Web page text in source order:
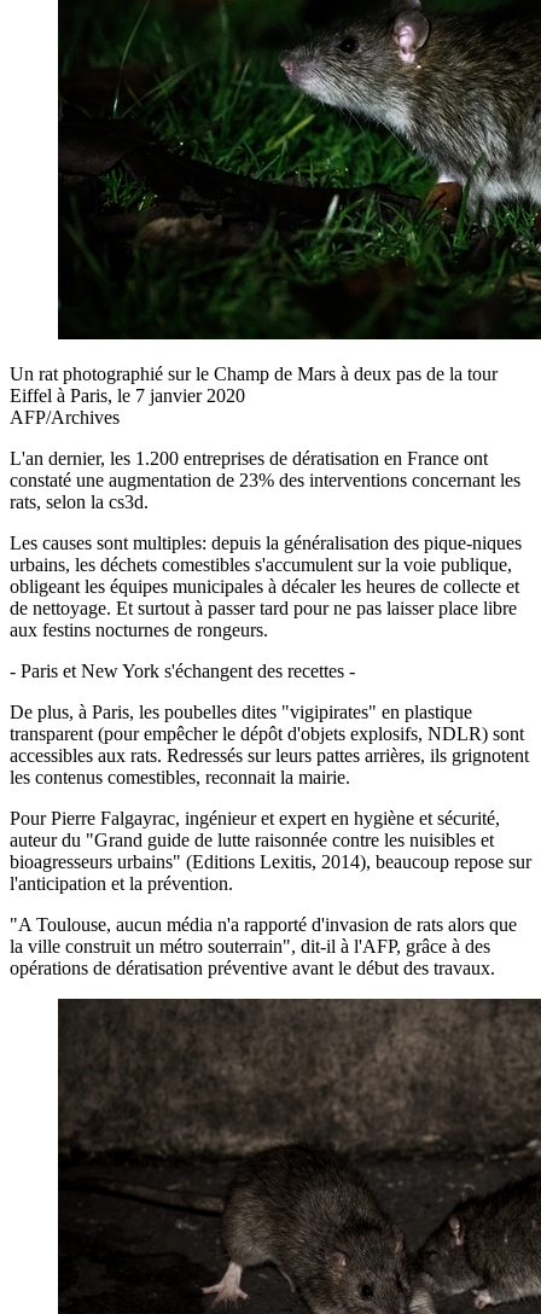
Un rat photographié sur le Champ de Mars à deux pas de la tour
Eiffel à Paris, le 7 janvier 2020
AFP/Archives
L'an dernier, les 1.200 entreprises de dératisation en France ont
constaté une augmentation de 23% des interventions concernant les
rats, selon la cs3d.
Les causes sont multiples: depuis la généralisation des pique-niques
urbains, les déchets comestibles s'accumulent sur la voie publique,
obligeant les équipes municipales à décaler les heures de collecte et
de nettoyage. Et surtout à passer tard pour ne pas laisser place libre
aux festins nocturnes de rongeurs.
- Paris et New York s'échangent des recettes -
De plus, à Paris, les poubelles dites "vigipirates" en plastique
transparent (pour empêcher le dépôt d'objets explosifs, NDLR) sont
accessibles aux rats. Redressés sur leurs pattes arrières, ils grignotent
les contenus comestibles, reconnait la mairie.
Pour Pierre Falgayrac, ingénieur et expert en hygiène et sécurité,
auteur du "Grand guide de lutte raisonnée contre les nuisibles et
bioagresseurs urbains" (Editions Lexitis, 2014), beaucoup repose sur
l'anticipation et la prévention.
"A Toulouse, aucun média n'a rapporté d'invasion de rats alors que
la ville construit un métro souterrain", dit-il à l'AFP, grâce à des
opérations de dératisation préventive avant le début des travaux.